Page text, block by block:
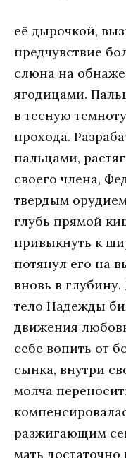
её дырочкой,
предчувствие
слюна на
ягодицами.
в тесную
прохода.
пальцами,
своего члена,
твердым
глубь прямой
привыкнуть к
потянул его на
вновь в
тело Надежды
движения
себе вопить от
сынка, внутри
молча
разжигающим
мать